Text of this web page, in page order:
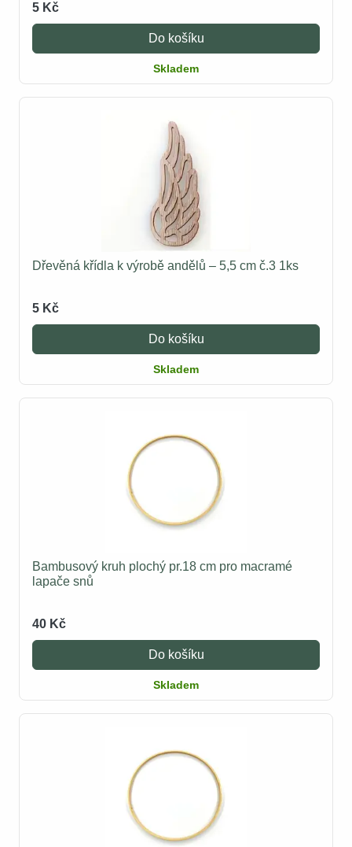
5 Kč
Do košíku
Skladem
Dřevěná křídla k výrobě andělů – 5,5 cm č.3 1ks
5 Kč
Do košíku
Skladem
Bambusový kruh plochý pr.18 cm pro macramé
lapače snů
40 Kč
Do košíku
Skladem